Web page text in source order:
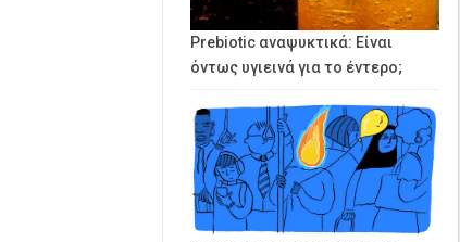
Prebiotic αναψυκτικά: Είναι
όντως υγιεινά για το έντερο;